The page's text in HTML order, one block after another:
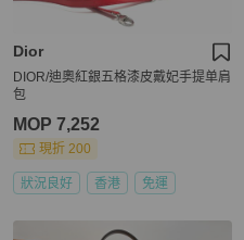
Dior
DIOR/迪奧紅銀五格漆皮戴妃手提单肩
包
MOP 7,252
現折 200
狀況良好 香港 免運